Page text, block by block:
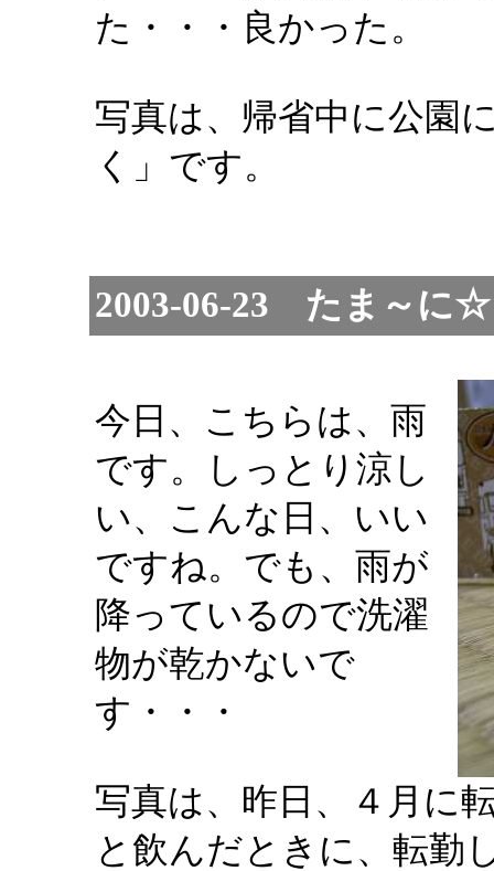
た・・・良かった。
写真は、帰省中に公園
く」です。
2003-06-23 たま～に
今日、こちらは、雨
です。しっとり涼し
い、こんな日、いい
ですね。でも、雨が
降っているので洗濯
物が乾かないで
す・・・
写真は、昨日、４月に
と飲んだときに、転勤